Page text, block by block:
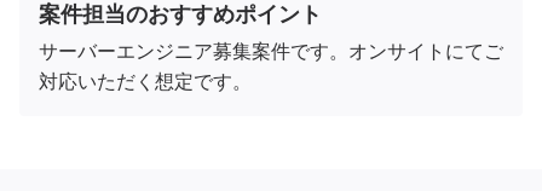
案件担当のおすすめポイント
サーバーエンジニア募集案件です。オンサイトにてご
対応いただく想定です。